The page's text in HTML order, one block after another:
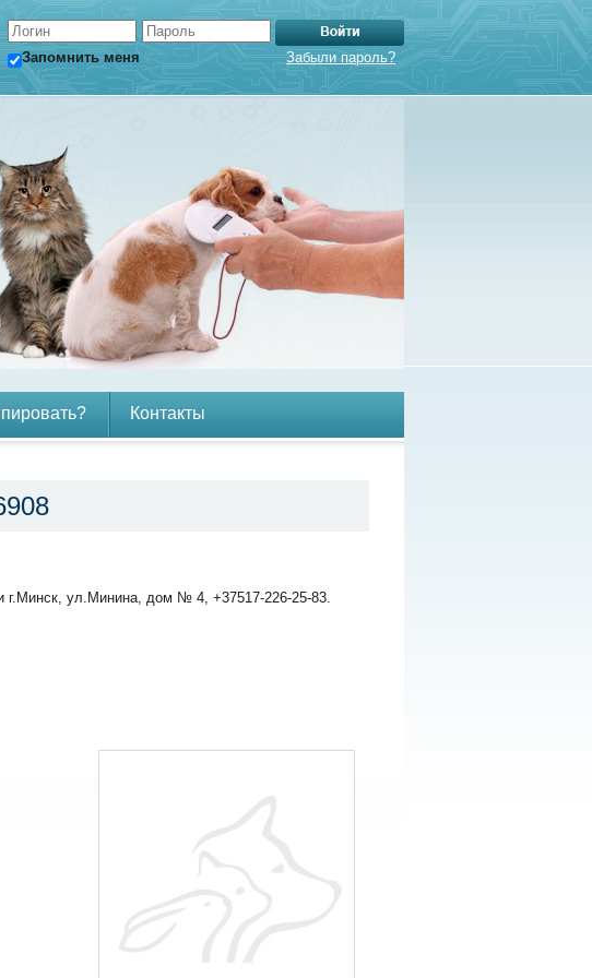
Запомнить меня Забыли пароль?
Контакты
г.Минск, ул.Минина, дом № 4, +37517-226-25-83.